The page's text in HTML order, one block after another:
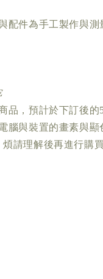
配件為手工製作與
品，預計於下訂後的
腦與裝置的畫素與
請理解後再進行購買